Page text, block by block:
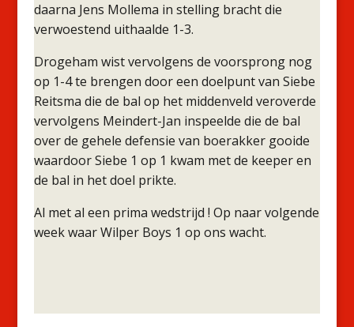
daarna Jens Mollema in stelling bracht die
verwoestend uithaalde 1-3.
Drogeham wist vervolgens de voorsprong nog
op 1-4 te brengen door een doelpunt van Siebe
Reitsma die de bal op het middenveld veroverde
vervolgens Meindert-Jan inspeelde die de bal
over de gehele defensie van boerakker gooide
waardoor Siebe 1 op 1 kwam met de keeper en
de bal in het doel prikte.
Al met al een prima wedstrijd ! Op naar volgende
week waar Wilper Boys 1 op ons wacht.